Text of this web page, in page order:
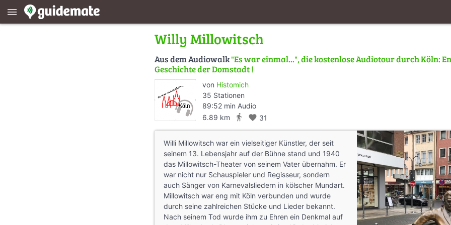
menu
Willy Millowitsch
Aus dem Audiowalk"Es war einmal...", die kostenlose Audiotour durch Köln:
Geschichte der Domstadt !
von Histomich
35 Stationen
89:52 min Audio
6.89 km
directions_walk favorite 31
Willi Millowitsch war ein vielseitiger Künstler, der seit
seinem 13. Lebensjahr auf der Bühne stand und 1940
das Millowitsch-Theater von seinem Vater übernahm. Er
war nicht nur Schauspieler und Regisseur, sondern
auch Sänger von Karnevalsliedern in kölscher Mundart.
Millowitsch war eng mit Köln verbunden und wurde
durch seine zahlreichen Stücke und Lieder bekannt.
Nach seinem Tod wurde ihm zu Ehren ein Denkmal auf